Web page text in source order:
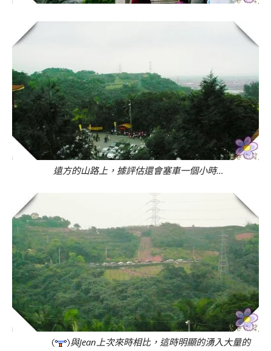
遠方的山路上，據評估還會塞車一個小時…
與Jean上次來時相比，這時明顯的湧入大量的